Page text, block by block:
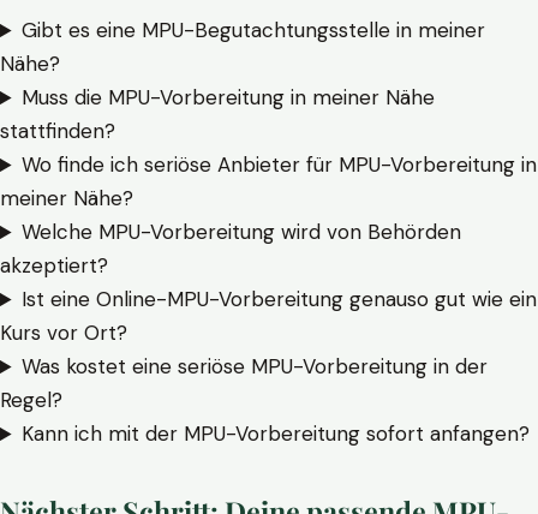
Gibt es eine MPU-Begutachtungsstelle in meiner
Nähe?
Muss die MPU-Vorbereitung in meiner Nähe
stattfinden?
Wo finde ich seriöse Anbieter für MPU-Vorbereitung in
meiner Nähe?
Welche MPU-Vorbereitung wird von Behörden
akzeptiert?
Ist eine Online-MPU-Vorbereitung genauso gut wie ein
Kurs vor Ort?
Was kostet eine seriöse MPU-Vorbereitung in der
Regel?
Kann ich mit der MPU-Vorbereitung sofort anfangen?